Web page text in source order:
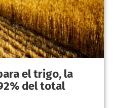
el trigo, la
del total